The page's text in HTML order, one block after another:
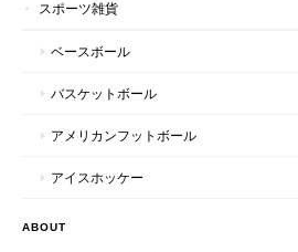
スポーツ雑貨
ベースボール
バスケットボール
アメリカンフットボール
アイスホッケー
ABOUT